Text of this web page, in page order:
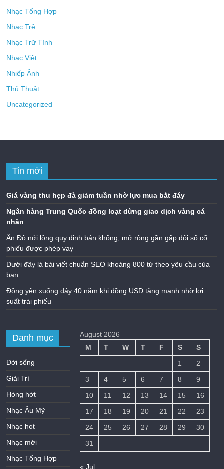
Nhạc Tổng Hợp
Nhạc Trẻ
Nhạc Trữ Tình
Nhạc Việt
Nhiếp Ảnh
Thủ Thuật
Uncategorized
Tin mới
Giá vàng thu hẹp đà giảm tuần nhờ lực mua bắt đáy
Ngân hàng Trung Quốc đồng loạt dừng giao dịch vàng cá
nhân
Ấn Độ nới lỏng quy định bán khống, mở rộng gần gấp đôi số cổ
phiếu được phép vay
Dưới đây là bài viết chuẩn SEO khoảng 800 từ theo yêu cầu của
bạn.
Đồng yên xuống đáy 40 năm khi đồng USD tăng mạnh nhờ lợi
suất trái phiếu
Danh mục
Đời sống
Giải Trí
Hóng hớt
Nhạc Âu Mỹ
Nhạc hot
Nhạc mới
Nhạc Tổng Hợp
August 2026
M
T W T F S
S
1
2
3
4 5 6 7 8
9
10
11 12 13 14 15
16
17
18 19 20 21 22
23
24
25 26 27 28 29
30
31
« Jul